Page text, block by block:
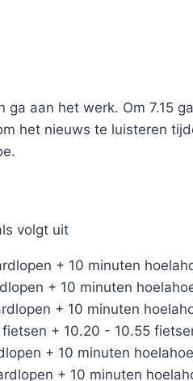
ga aan het werk. Om 7.15
het nieuws te luisteren
volgt uit
+ 10 minuten
+ 10 minuten
+ 10 minuten
+ 10.20 - 10.55
+ 10 minuten
+ 10 minuten